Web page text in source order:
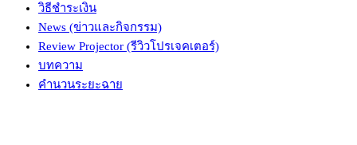
วิธีชำระเงิน
News (ข่าวและกิจกรรม)
Review Projector (รีวิวโปรเจคเตอร์)
บทความ
คำนวนระยะฉาย